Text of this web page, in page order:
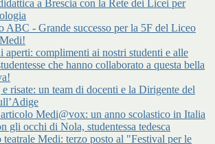
a Brescia con la Rete dei Licei per
ABC - Grande successo per la 5F del Liceo
aperti: complimenti ai nostri studenti e alle
che hanno collaborato a questa bella
risate: un team di docenti e la Dirigente del
Medi@vox: un anno scolastico in Italia
gli occhi di Nola, studentessa tedesca
teatrale Medi: terzo posto al "Festival per le